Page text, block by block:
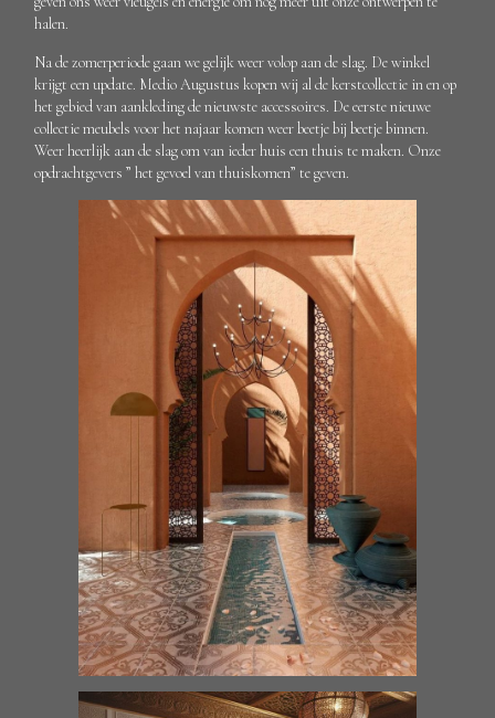
halen.
Na de zomerperiode gaan we gelijk weer volop aan de slag. De winkel
krijgt een update. Medio Augustus kopen wij al de kerstcollectie in en op
het gebied van aankleding de nieuwste accessoires. De eerste nieuwe
collectie meubels voor het najaar komen weer beetje bij beetje binnen.
Weer heerlijk aan de slag om van ieder huis een thuis te maken. Onze
opdrachtgevers ” het gevoel van thuiskomen” te geven.